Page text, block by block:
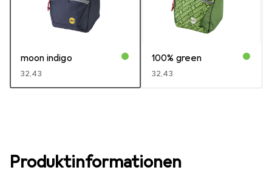
moon indigo
EUR
32,43
100% green
EUR
32,43
Produktinformationen